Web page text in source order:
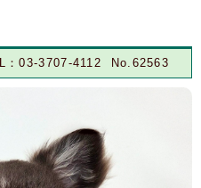
：03-3707-4112 No.62563